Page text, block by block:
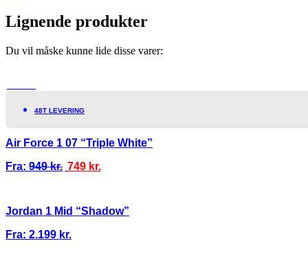
Lignende produkter
Du vil måske kunne lide disse varer:
48T LEVERING
Air Force 1 07 “Triple White”
Fra: 949kr. 749 kr.
Jordan 1 Mid “Shadow”
Fra: 2.199 kr.